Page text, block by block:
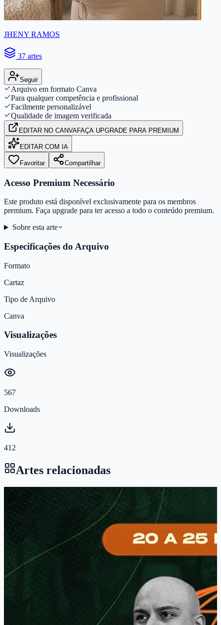
JHENY RAMOS
37 artes
Seguir
Arquivo em formato Canva
Para qualquer competência e profissional
Facilmente personalizável
Qualidade de imagem verificada
EDITAR NO CANVAFAÇA UPGRADE PARA PREMIUM
EDITAR COM IA
Favoritar Compartilhar
Acesso Premium Necessário
Este produto está disponível exclusivamente para os membros
premium. Faça upgrade para ter acesso a todo o conteúdo premium.
Sobre esta arte
Especificações do Arquivo
Formato
Cartaz
Tipo de Arquivo
Canva
Visualizações
Visualizações
567
Downloads
412
Artes relacionadas